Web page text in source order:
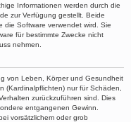
Informationen werden durch die
zur Verfügung gestellt. Beide
die Software verwendet wird. Sie
für bestimmte Zwecke nicht
nehmen.
von Leben, Körper und Gesundheit
(Kardinalpflichten) nur für Schäden,
zurückzuführen sind. Dies
entgangenen Gewinn.
vorsätzlichem oder grob